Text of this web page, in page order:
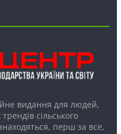
видання для людей,
сільського
перш за все,